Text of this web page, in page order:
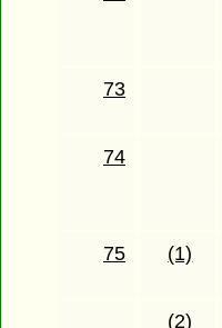
73
74
75
(1)
(2)